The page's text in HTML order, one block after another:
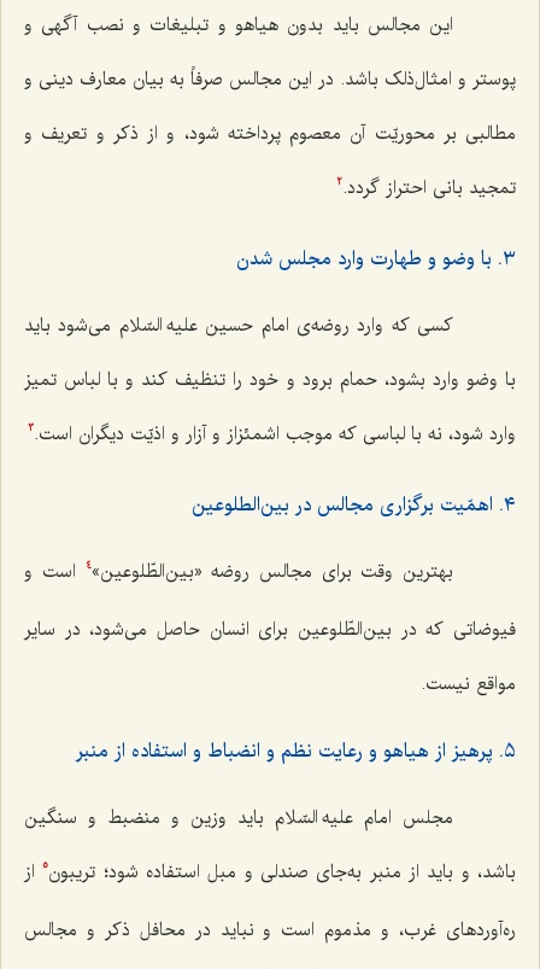
این مجالس باید بدون هیاهو و تبلیغات و نصب آگهی و
پوستر و امثال‌ذلک باشد. در این مجالس صرفاً به بیان معارف دینی و
مطالبی بر محوریّت آن معصوم پرداخته شود، و از ذکر و تعریف و
تمجید بانی احتراز گردد.2
٣. با وضو و طهارت وارد مجلس شدن
کسی که وارد روضه‌ی امام حسین علیه السّلام می‌شود باید
با وضو وارد بشود، حمام برود و خود را تنظیف کند و با لباس تمیز
وارد شود، نه با لباسی که موجب اشمئزاز و آزار و اذیّت دیگران است.3
٤. اهمّیت برگزاری مجالس در بین‌الطلوعین
بهترین وقت برای مجالس روضه «بین‌الطّلوعین»4
است و
فیوضاتی که در بین‌الطّلوعین برای انسان حاصل می‌شود، در سایر
مواقع نیست.
٥. پرهیز از هیاهو و رعایت نظم و انضباط و استفاده از منبر
مجلس امام علیه السّلام باید وزین و منضبط و سنگین
باشد، و باید از منبر به‌جای صندلی و مبل استفاده شود؛ تریبون5از
ره‌آوردهای غرب، و مذموم است و نباید در محافل ذکر و مجالس